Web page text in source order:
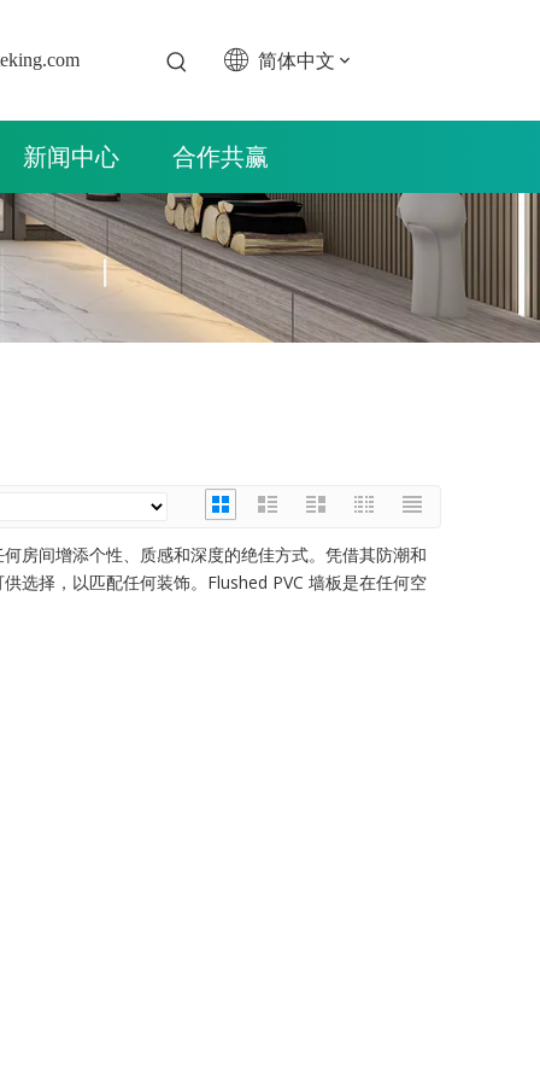
简体中文
新闻中心 合作共赢
房间增添个性、质感和深度的绝佳方式。凭借其防潮和
选择，以匹配任何装饰。Flushed PVC 墙板是在任何空